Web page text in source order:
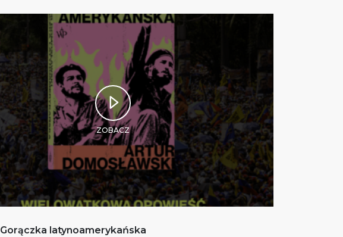
ZOBACZ
Gorączka latynoamerykańska